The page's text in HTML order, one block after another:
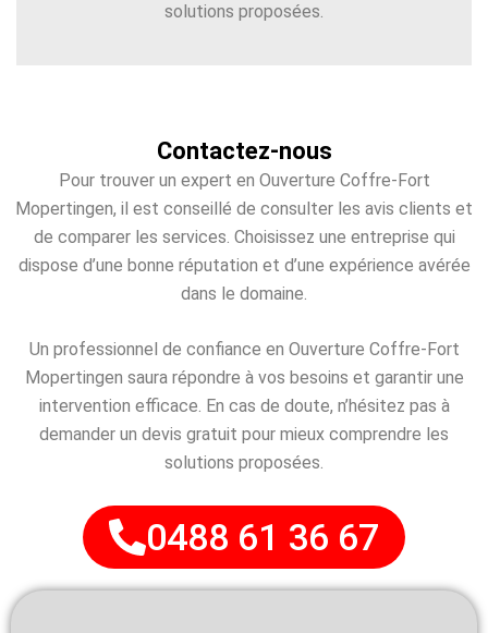
solutions proposées.
Contactez-nous
Pour trouver un expert en Ouverture Coffre-Fort
Mopertingen, il est conseillé de consulter les avis clients et
de comparer les services. Choisissez une entreprise qui
dispose d’une bonne réputation et d’une expérience avérée
dans le domaine.
Un professionnel de confiance en Ouverture Coffre-Fort
Mopertingen saura répondre à vos besoins et garantir une
intervention efficace. En cas de doute, n’hésitez pas à
demander un devis gratuit pour mieux comprendre les
solutions proposées.
0488 61 36 67